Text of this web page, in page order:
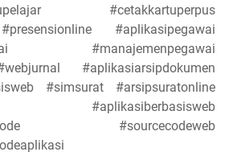
#cetakkartuperpus
#aplikasipegawai
#manajemenpegawai
#aplikasiarsipdokumen
#simsurat #arsipsuratonline
#aplikasiberbasisweb
#sourcecodeweb